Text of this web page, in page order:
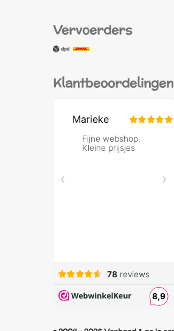
Vervoerders
Klantbeoordelingen